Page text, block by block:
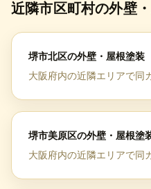
近隣市区町村の外壁
堺市北区の外壁・屋根塗装
大阪府内の近隣エリアで同
堺市美原区の外壁・屋根塗
大阪府内の近隣エリアで同